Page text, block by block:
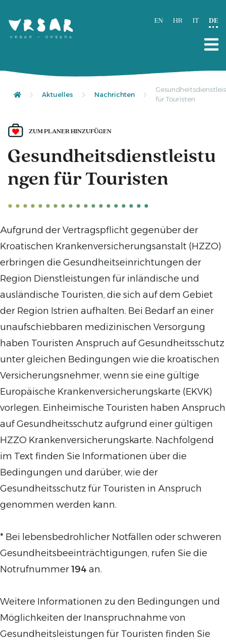
EN HR IT DE
Aktuelles Nachrichten
für Touristen
ZUM PLANER HINZUFÜGEN
Gesundheitsdienstleistu
ngen für Touristen
Aufgrund der Vertragspflicht gegenüber der
Kroatischen Krankenversicherungsanstalt (HZZO)
erbringen die Gesundheitseinrichtungen der
Region Dienstleistungen für inländische und
ausländische Touristen, die sich auf dem Gebiet
der Region Istrien aufhalten. Bei Bedarf an einer
unaufschiebbaren medizinischen Versorgung
haben Touristen Anspruch auf Gesundheitsschutz
unter gleichen Bedingungen wie die kroatischen
Versicherungsnehmer, wenn sie eine gültige
Europäische Krankenversicherungskarte (EKVK)
vorlegen. Einheimische Touristen haben Anspruch
auf Gesundheitsschutz aufgrund einer gültigen
HZZO Krankenversicherungskarte. Nachfolgend
im Text finden Sie Informationen über die
Bedingungen und darüber, wie der
Gesundheitsschutz für Touristen in Anspruch
genommen werden kann.
* Bei lebensbedrohlicher Notfällen oder schweren
Gesundheitsbeeinträchtigungen, rufen Sie die
Notrufnummer194 an.
Weitere Informationen zu den Bedingungen und
Möglichkeiten der Inanspruchnahme von
Gesundheitsleistungen für Touristen finden Sie